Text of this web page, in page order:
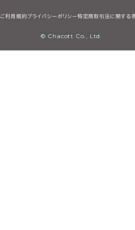
ご利用規約プライバシーポリシー 特定商取引法に関する
© Chacott Co., Ltd.